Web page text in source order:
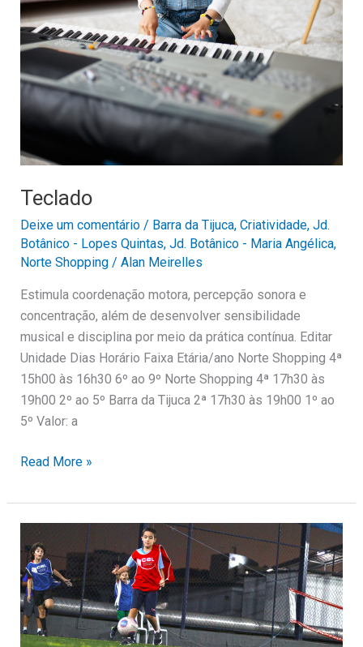
Teclado
Deixe um comentário / Barra da Tijuca, Criatividade, Jd.
Botânico - Lopes Quintas, Jd. Botânico - Maria Angélica,
Norte Shopping/ Alan Meirelles
Estimula coordenação motora, percepção sonora e
concentração, além de desenvolver sensibilidade
musical e disciplina por meio da prática contínua. Editar
Unidade Dias Horário Faixa Etária/ano Norte Shopping 4ª
15h00 às 16h30 6º ao 9º Norte Shopping 4ª 17h30 às
19h00 2º ao 5º Barra da Tijuca 2ª 17h30 às 19h00 1º ao
5º Valor: a
Read More »
Futebol